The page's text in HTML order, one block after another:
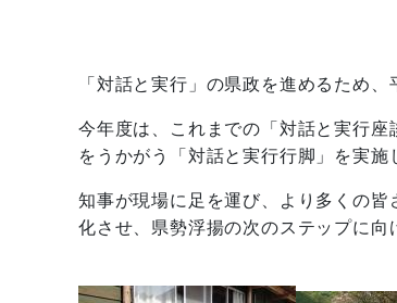
「対話と実行」の県政を進めるため
今年度は、これまでの「対話と実行
をうかがう「対話と実行行脚」を実施
知事が現場に足を運び、より多くの
化させ、県勢浮揚の次のステップに向